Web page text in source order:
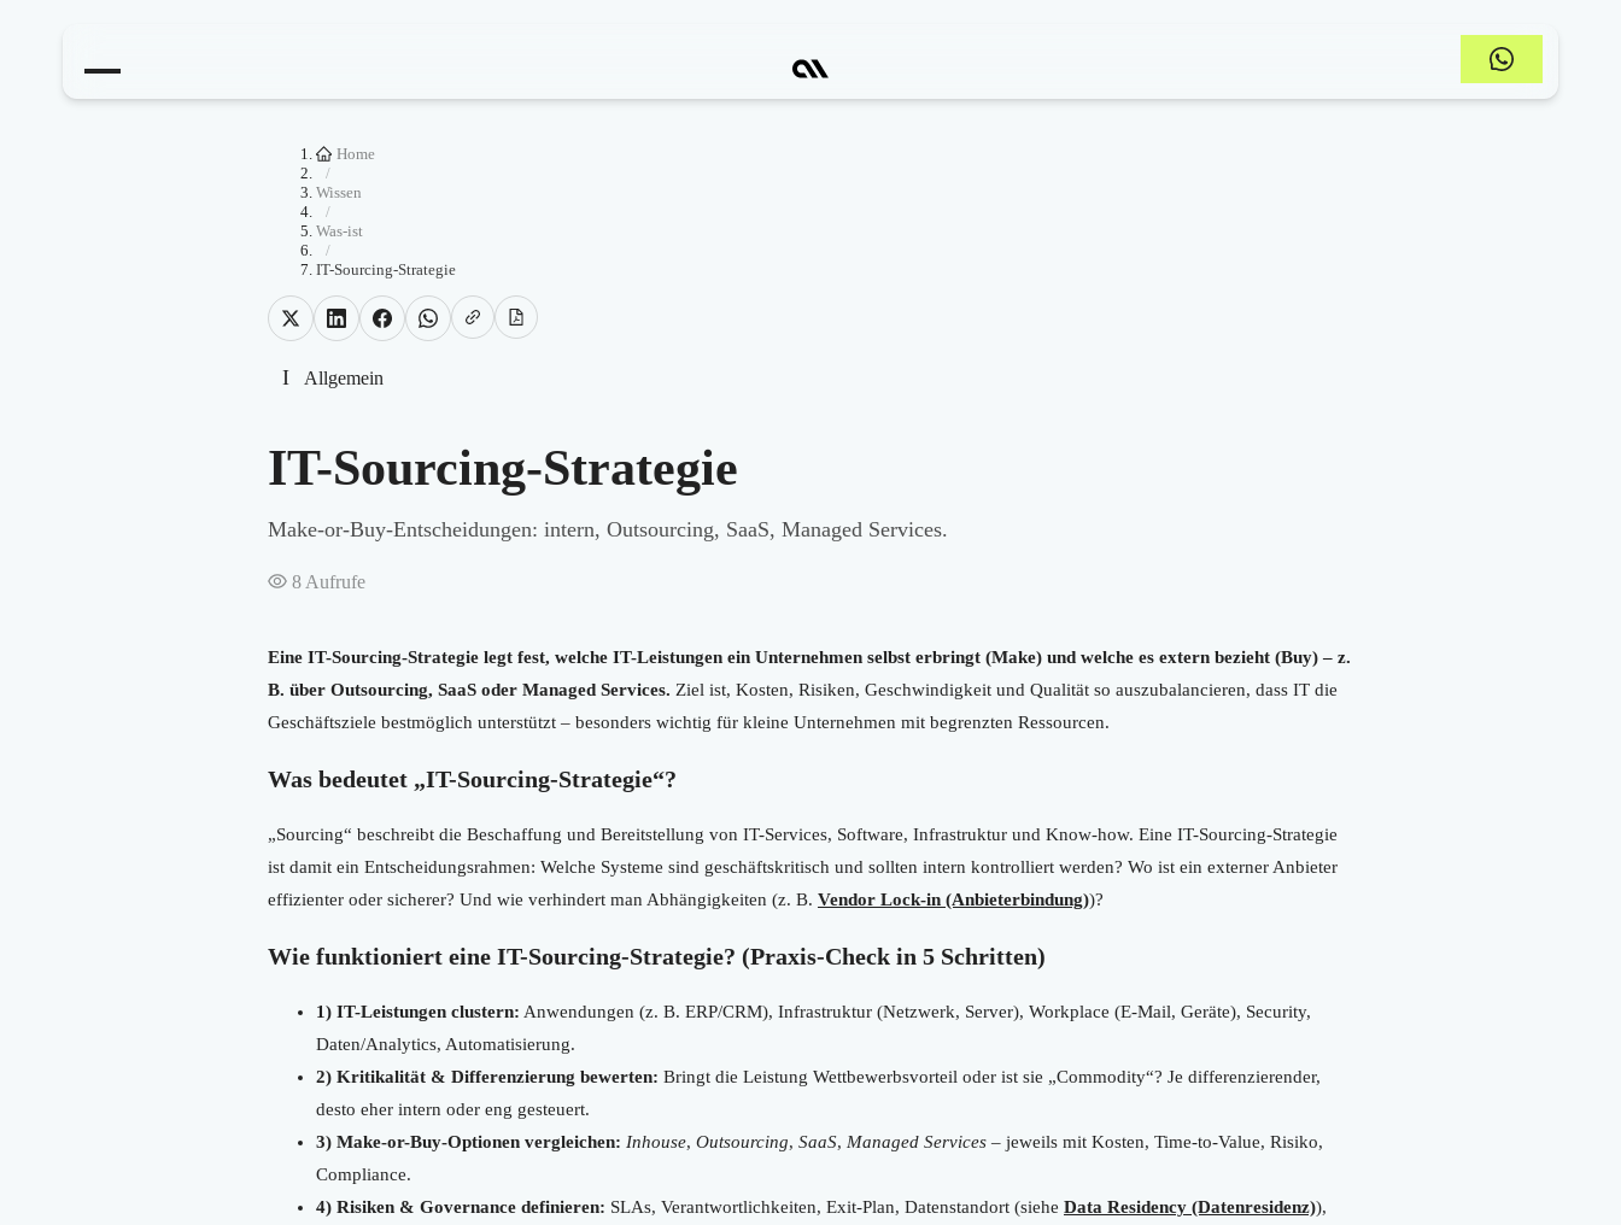
Home
/
Wissen
/
Was-ist
/
IT-Sourcing-Strategie
I Allgemein
IT-Sourcing-Strategie
Make-or-Buy-Entscheidungen: intern, Outsourcing, SaaS, Managed Services.
8 Aufrufe
Eine IT-Sourcing-Strategie legt fest, welche IT-Leistungen ein Unternehmen selbst erbringt (Make) und welche es extern bezieht (Buy) – z.
B. über Outsourcing, SaaS oder Managed Services. Ziel ist, Kosten, Risiken, Geschwindigkeit und Qualität so auszubalancieren, dass IT die
Geschäftsziele bestmöglich unterstützt – besonders wichtig für kleine Unternehmen mit begrenzten Ressourcen.
Was bedeutet „IT-Sourcing-Strategie“?
„Sourcing“ beschreibt die Beschaffung und Bereitstellung von IT-Services, Software, Infrastruktur und Know-how. Eine IT-Sourcing-Strategie
ist damit ein Entscheidungsrahmen: Welche Systeme sind geschäftskritisch und sollten intern kontrolliert werden? Wo ist ein externer Anbieter
effizienter oder sicherer? Und wie verhindert man Abhängigkeiten (z. B. Vendor Lock-in (Anbieterbindung))?
Wie funktioniert eine IT-Sourcing-Strategie? (Praxis-Check in 5 Schritten)
1) IT-Leistungen clustern: Anwendungen (z. B. ERP/CRM), Infrastruktur (Netzwerk, Server), Workplace (E-Mail, Geräte), Security,
Daten/Analytics, Automatisierung.
2) Kritikalität & Differenzierung bewerten: Bringt die Leistung Wettbewerbsvorteil oder ist sie „Commodity“? Je differenzierender,
desto eher intern oder eng gesteuert.
3) Make-or-Buy-Optionen vergleichen: Inhouse, Outsourcing, SaaS, Managed Services – jeweils mit Kosten, Time-to-Value, Risiko,
Compliance.
4) Risiken & Governance definieren: SLAs, Verantwortlichkeiten, Exit-Plan, Datenstandort (siehe Data Residency (Datenresidenz)),